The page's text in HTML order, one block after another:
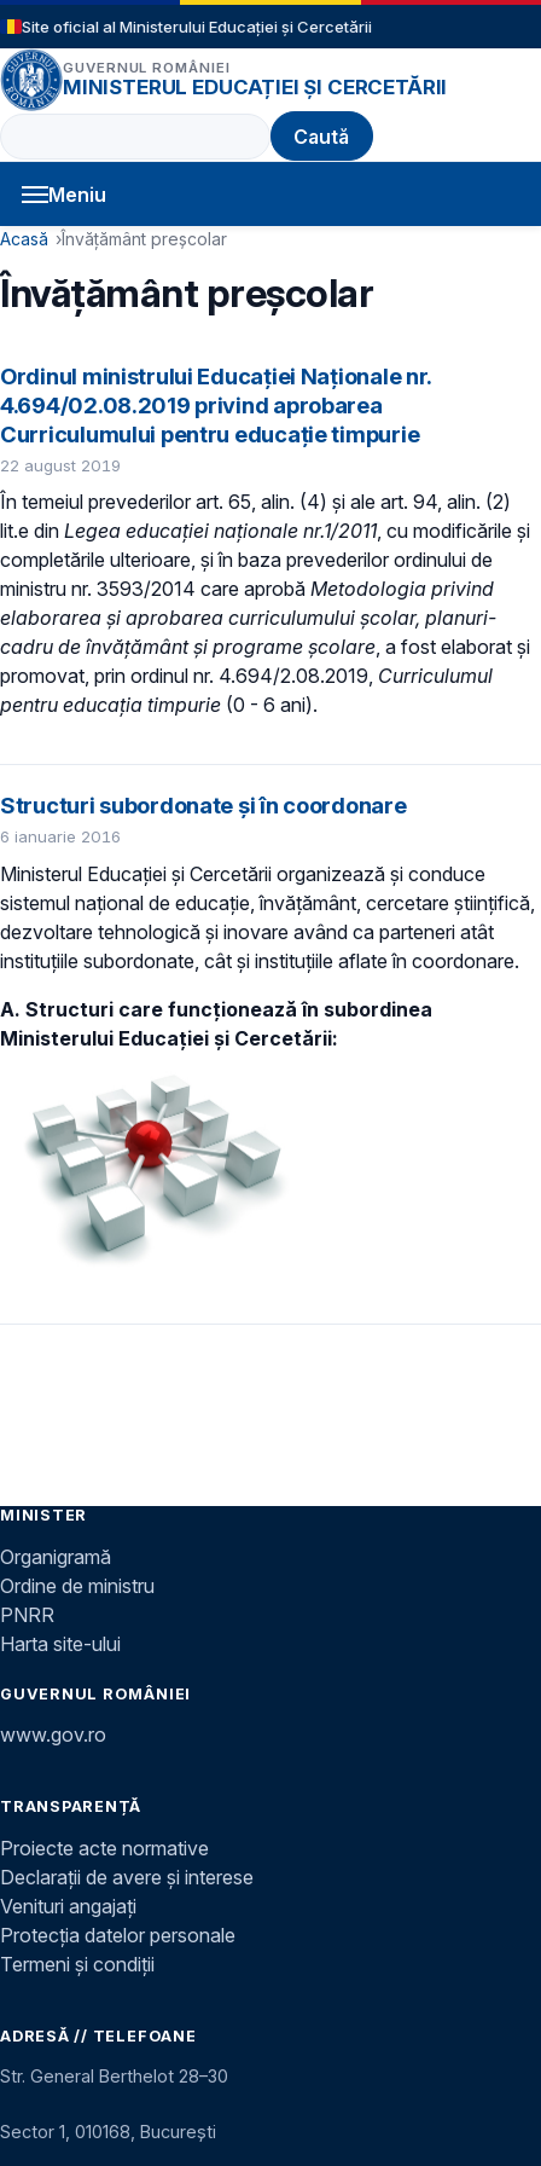
Sari la conținutul principal
Site oficial al Ministerului Educației și Cercetării
GUVERNUL ROMÂNIEI
MINISTERUL EDUCAȚIEI ȘI CERCETĂRII
Caută
Meniu
Navigație principală
Cale de navigare
Acasă Învățământ preșcolar
Învățământ preșcolar
Ordinul ministrului Educației Naționale nr.
4.694/02.08.2019 privind aprobarea
Curriculumului pentru educaţie timpurie
22 august 2019
În temeiul prevederilor art. 65, alin. (4) și ale art. 94, alin. (2)
lit.e din Legea educaţiei naţionale nr.1/2011, cu modificările și
completările ulterioare, și în baza prevederilor ordinului de
ministru nr. 3593/2014 care aprobă Metodologia privind
elaborarea și aprobarea curriculumului școlar, planuri-
cadru de învățământ și programe școlare, a fost elaborat și
promovat, prin ordinul nr. 4.694/2.08.2019, Curriculumul
pentru educaţia timpurie (0 - 6 ani).
Structuri subordonate și în coordonare
6 ianuarie 2016
Ministerul Educaţiei și Cercetării organizează şi conduce
sistemul naţional de educaţie, învăţământ, cercetare ştiinţifică,
dezvoltare tehnologică şi inovare având ca parteneri atât
instituțiile subordonate, cât și instituțiile aflate în coordonare.
A. Structuri care funcţionează în subordinea
Ministerului Educaţiei și Cercetării:
MINISTER
Organigramă
Ordine de ministru
PNRR
Harta site-ului
GUVERNUL ROMÂNIEI
www.gov.ro
TRANSPARENȚĂ
Proiecte acte normative
Declarații de avere și interese
Venituri angajați
Protecția datelor personale
Termeni și condiții
ADRESĂ // TELEFOANE
Str. General Berthelot 28–30
Sector 1, 010168, București